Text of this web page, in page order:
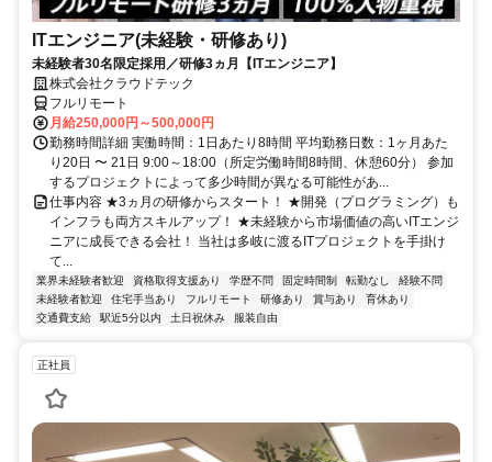
ITエンジニア(未経験・研修あり)
未経験者30名限定採用／研修3ヵ月【ITエンジニア】
株式会社クラウドテック
フルリモート
月給250,000円～500,000円
勤務時間詳細 実働時間：1日あたり8時間 平均勤務日数：1ヶ月あた
り20日 〜 21日 9:00～18:00（所定労働時間8時間、休憩60分） 参加
するプロジェクトによって多少時間が異なる可能性があ...
仕事内容 ★3ヵ月の研修からスタート！ ★開発（プログラミング）も
インフラも両方スキルアップ！ ★未経験から市場価値の高いITエンジ
ニアに成長できる会社！ 当社は多岐に渡るITプロジェクトを手掛け
て...
業界未経験者歓迎 資格取得支援あり 学歴不問 固定時間制 転勤なし
経験不問
未経験者歓迎
住宅手当あり フルリモート 研修あり 賞与あり
育休あり
交通費支給
駅近5分以内 土日祝休み 服装自由
正社員